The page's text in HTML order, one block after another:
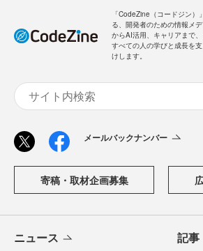
「CodeZine（コードジン
る、開発者のための情報メ
からAI活用、キャリアまで
すべての人の学びと成長を
けします。
メールバックナンバー
寄稿・取材企画募集
ニュース 記事